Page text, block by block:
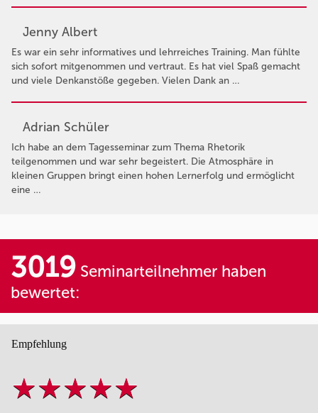
Jenny Albert
Es war ein sehr informatives und lehrreiches Training. Man fühlte
sich sofort mitgenommen und vertraut. Es hat viel Spaß gemacht
und viele Denkanstöße gegeben. Vielen Dank an …
Adrian Schüler
Ich habe an dem Tagesseminar zum Thema Rhetorik
teilgenommen und war sehr begeistert. Die Atmosphäre in
kleinen Gruppen bringt einen hohen Lernerfolg und ermöglicht
eine …
3019 Seminarteilnehmer haben
bewertet:
Empfehlung